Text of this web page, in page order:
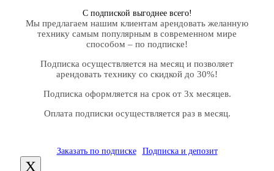
С подпиской выгоднее всего!
Мы предлагаем нашим клиентам арендовать желанную
технику самым популярным в современном мире
способом – по подписке!
Подписка осуществляется на месяц и позволяет
арендовать технику со скидкой до 30%!
Подписка оформляется на срок от 3х месяцев.
Оплата подписки осуществляется раз в месяц.
Заказать по подписке Подписка и депозит
X